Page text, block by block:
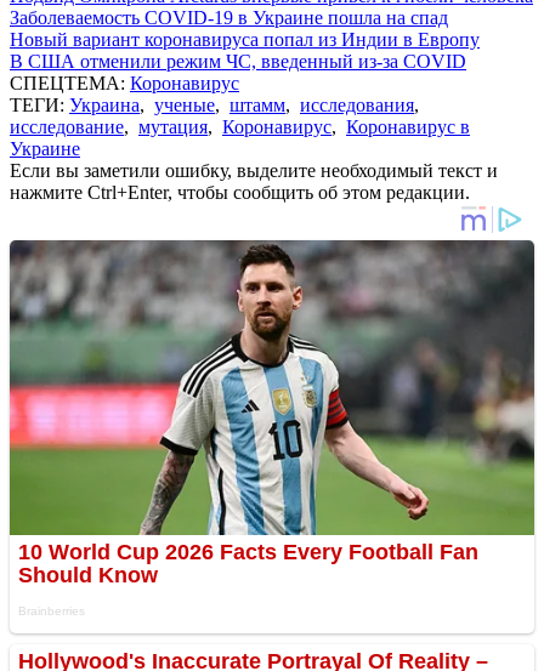
Заболеваемость COVID-19 в Украине пошла на спад
Новый вариант коронавируса попал из Индии в Европу
В США отменили режим ЧС, введенный из-за COVID
СПЕЦТЕМА: Коронавирус
ТЕГИ: Украина, ученые, штамм, исследования,
исследование, мутация, Коронавирус, Коронавирус в
Украине
Если вы заметили ошибку, выделите необходимый текст и
нажмите Ctrl+Enter, чтобы сообщить об этом редакции.